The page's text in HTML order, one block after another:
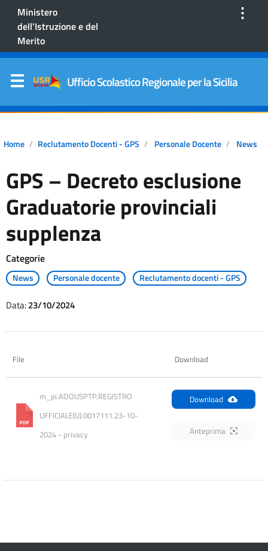
Ministero
dell'Istruzione e del
Merito
⋮
Ufficio Scolastico Regionale per la Sicilia
Home Reclutamento Docenti - GPS Personale Docente News
GPS – Decreto esclusione
Graduatorie provinciali
supplenza
Categorie
News Personale docente Reclutamento docenti - GPS
Data:23/10/2024
File Download
m_pi.AOOUSPTP.REGISTRO
UFFICIALE(U).0017111.23-10-
2024 - privacy
Download
Anteprima